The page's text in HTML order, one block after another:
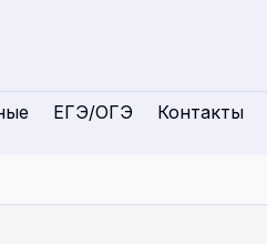
ЕГЭ/ОГЭ Контакты